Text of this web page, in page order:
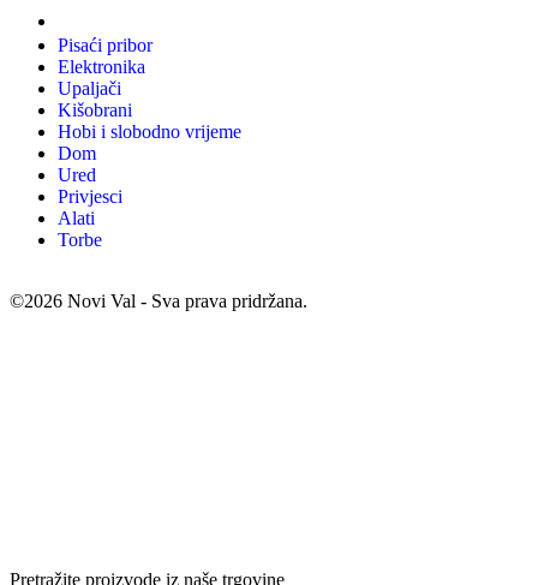
Pisaći pribor
Elektronika
Upaljači
Kišobrani
Hobi i slobodno vrijeme
Dom
Ured
Privjesci
Alati
Torbe
©2026 Novi Val - Sva prava pridržana.
Pretražite proizvode iz naše trgovine